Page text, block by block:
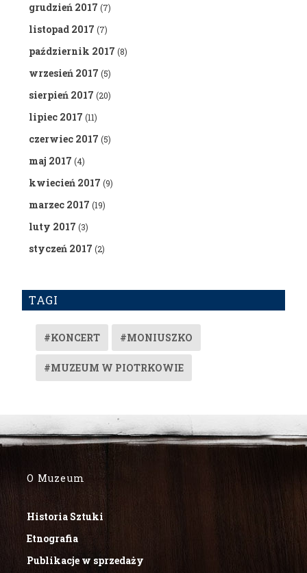
grudzień 2017 (7)
listopad 2017 (7)
październik 2017 (8)
wrzesień 2017 (5)
sierpień 2017 (20)
lipiec 2017 (11)
czerwiec 2017 (5)
maj 2017 (4)
kwiecień 2017 (9)
marzec 2017 (19)
luty 2017 (3)
styczeń 2017 (2)
TAGI
#KONCERT #MONIUSZKO
#MUZEUM W PIOTRKOWIE
O Muzeum
Historia Sztuki
Etnografia
Publikacje w sprzedaży